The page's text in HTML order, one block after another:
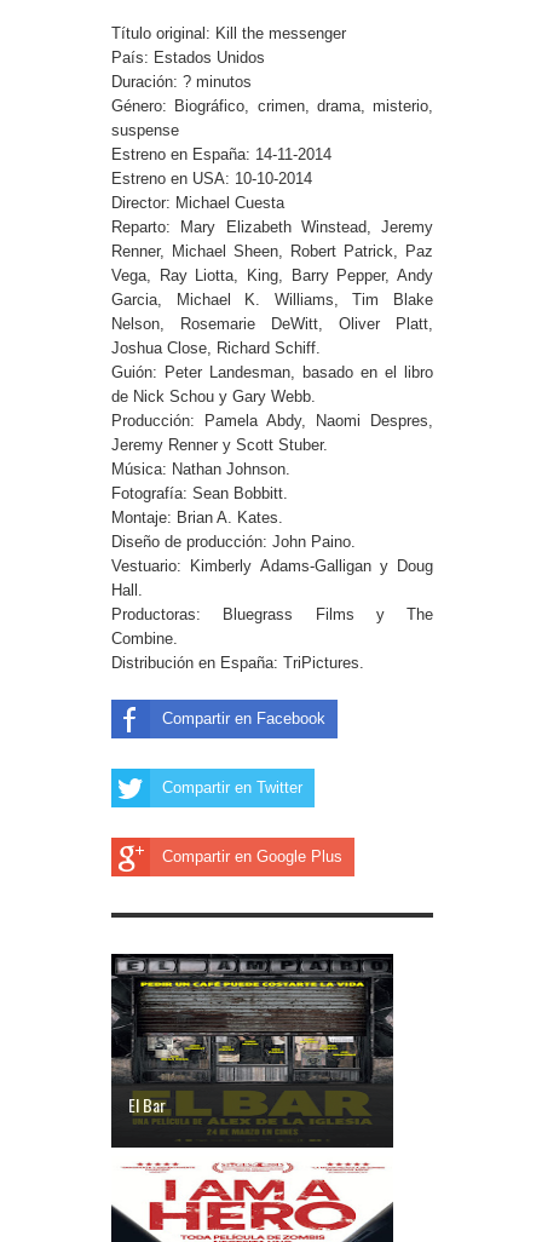
Título original: Kill the messenger
País: Estados Unidos
Duración: ? minutos
Género: Biográfico, crimen, drama, misterio,
suspense
Estreno en España: 14-11-2014
Estreno en USA: 10-10-2014
Director: Michael Cuesta
Reparto: Mary Elizabeth Winstead, Jeremy
Renner, Michael Sheen, Robert Patrick, Paz
Vega, Ray Liotta, King, Barry Pepper, Andy
Garcia, Michael K. Williams, Tim Blake
Nelson, Rosemarie DeWitt, Oliver Platt,
Joshua Close, Richard Schiff.
Guión: Peter Landesman, basado en el libro
de Nick Schou y Gary Webb.
Producción: Pamela Abdy, Naomi Despres,
Jeremy Renner y Scott Stuber.
Música: Nathan Johnson.
Fotografía: Sean Bobbitt.
Montaje: Brian A. Kates.
Diseño de producción: John Paino.
Vestuario: Kimberly Adams-Galligan y Doug
Hall.
Productoras: Bluegrass Films y The
Combine.
Distribución en España: TriPictures.
Compartir en Facebook
Compartir en Twitter
Compartir en Google Plus
El Bar